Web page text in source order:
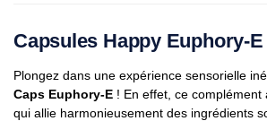
Capsules Happy Euphory-E
Plongez dans une expérience sensorielle
Caps Euphory-E ! En effet, ce complément
qui allie harmonieusement des ingrédients